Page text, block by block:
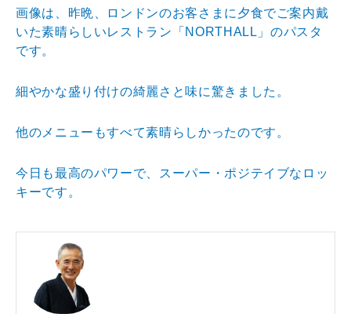
画像は、昨晩、ロンドンのお客さまに夕食でご案内戴
いた素晴らしいレストラン「NORTHALL」のパスタ
です。
細やかな盛り付けの綺麗さと味に驚きました。
他のメニューもすべて素晴らしかったのです。
今日も最高のパワーで、スーパー・ポジテイブなロッ
キーです。